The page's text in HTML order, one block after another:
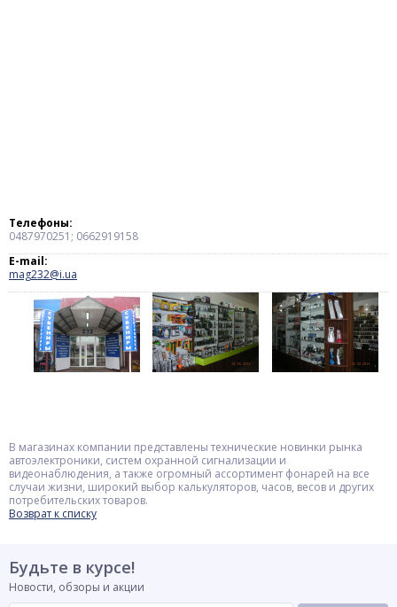
Телефоны:
0487970251; 0662919158
E-mail:
mag232@i.ua
В магазинах компании представлены технические новинки рынка
автоэлектроники, систем охранной сигнализации и
видеонаблюдения, а также огромный ассортимент фонарей на все
случаи жизни, широкий выбор калькуляторов, часов, весов и других
потребительских товаров.
Возврат к списку
Будьте в курсе!
Новости, обзоры и акции